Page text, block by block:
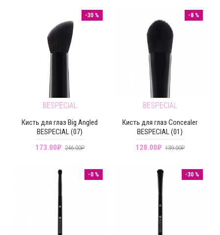
-30 %
BESPECIAL
Кисть для глаз Big Angled
BESPECIAL (07)
173.00₽ 246.00₽
-8 %
BESPECIAL
Кисть для глаз Concealer
BESPECIAL (01)
128.00₽ 139.00₽
-0 % -30 %